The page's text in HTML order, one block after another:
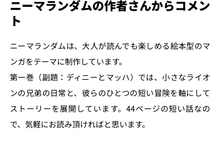
ニーマランダムの作者さんからコメン
ト
ニーマランダムは、大人が読んでも楽しめる絵本型のマ
ンガをテーマに制作しています。
第一巻（副題：ディニーとマッハ）では、小さなライオ
ンの兄弟の日常と、彼らのひとつの短い冒険を軸にして
ストーリーを展開しています。44ページの短い話なの
で、気軽にお読み頂ければと思います。